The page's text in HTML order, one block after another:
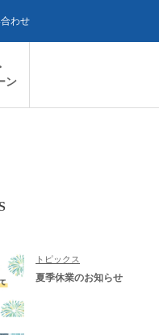
わせ
ン
トピックス
夏季休業のお知らせ